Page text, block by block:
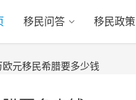
移民问答 移民政策
欧元移民希腊要多少钱